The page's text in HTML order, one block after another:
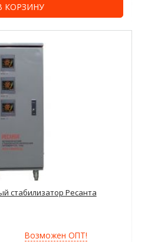
КОРЗИНУ
стабилизатор Ресанта
Возможен ОПТ!